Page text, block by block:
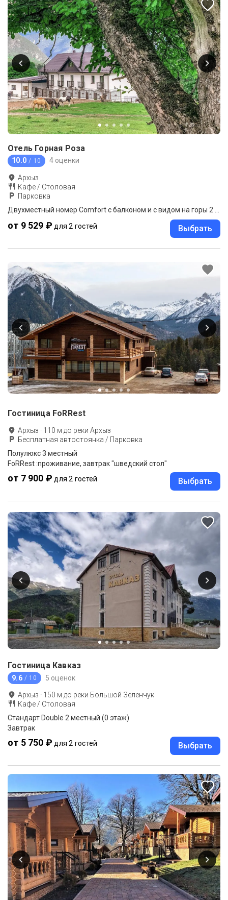
Отель Горная Роза
10.0 / 10 4 оценки
Архыз
Кафе / Столовая
Парковка
от 9 529 ₽ для 2 гостей Выбрать
Гостиница FoRRest
Архыз · 110 м до реки Архыз
Бесплатная автостоянка / Парковка
Полулюкс 3 местный
FoRRest :проживание, завтрак "шведский стол"
от 7 900 ₽ для 2 гостей Выбрать
Гостиница Кавказ
9.6 / 10 5 оценок
Архыз · 150 м до реки Большой Зеленчук
Кафе / Столовая
Стандарт Double 2 местный (0 этаж)
Завтрак
от 5 750 ₽ для 2 гостей Выбрать